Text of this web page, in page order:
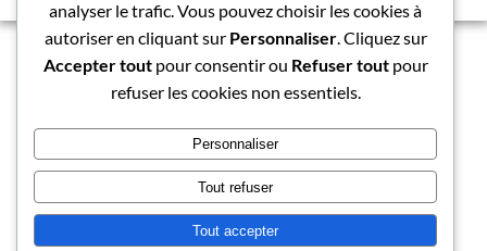
© 2026 Le blog du chantier Idbmarine. Created for free
using WordPress andColibri
analyser le trafic. Vous pouvez choisir les cookies à
autoriser en cliquant sur Personnaliser. Cliquez sur
Accepter toutpour consentir ou Refuser toutpour
refuser les cookies non essentiels.
Personnaliser
Tout refuser
Tout accepter